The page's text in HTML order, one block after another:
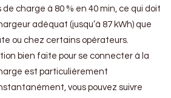
charge à 80 % en 40 min, ce qui doit
adéquat (jusqu’à 87 kWh) que
ou chez certains opérateurs.
bien faite pour se connecter à la
est particulièrement
vous pouvez suivre